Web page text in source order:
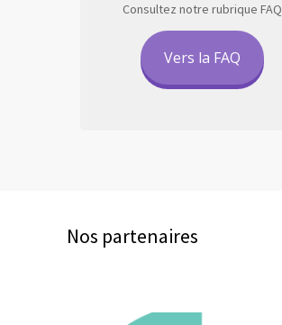
Consultez notre rubrique FAQ
Vers la FAQ
Nos partenaires